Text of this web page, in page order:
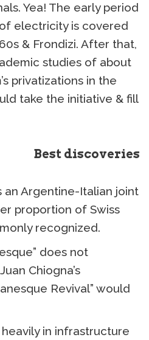
Yea! The early period
electricity is covered
& Frondizi. After that,
studies of about
privatizations in the
take the initiative & fill
Best discoveries
an Argentine-Italian joint
proportion of Swiss
recognized.
does not
Chiogna’s
Revival” would
in infrastructure